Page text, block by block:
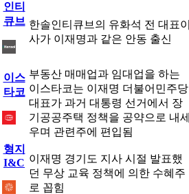
인티
큐브 한솔인티큐브의 유화석 전 대표이
사가 이재명과 같은 안동 출신
이스
타코
부동산 매매업과 임대업을 하는
이스타코는 이재명 더불어민주당
대표가 과거 대통령 선거에서 장
기공공주택 정책을 공약으로 내세
우며 관련주에 편입됨
형지
I&C 이재명 경기도 지사 시절 발표했
던 무상 교육 정책에 의한 수혜주
로 꼽힘